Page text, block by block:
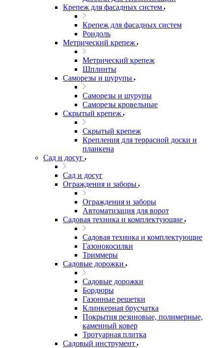
Крепеж для фасадных систем
Крепеж для фасадных систем
Рондоль
Метрический крепеж
Метрический крепеж
Шплинты
Саморезы и шурупы
Саморезы и шурупы
Саморезы кровельные
Скрытый крепеж
Скрытый крепеж
Крепления для террасной доски и
планкена
Сад и досуг
Сад и досуг
Ограждения и заборы
Ограждения и заборы
Автоматизация для ворот
Садовая техника и комплектующие
Садовая техника и комплектующие
Газонокосилки
Триммеры
Садовые дорожки
Садовые дорожки
Бордюры
Газонные решетки
Клинкерная брусчатка
Покрытия резиновые, полимерные,
каменный ковер
Тротуарная плитка
Садовый инструмент